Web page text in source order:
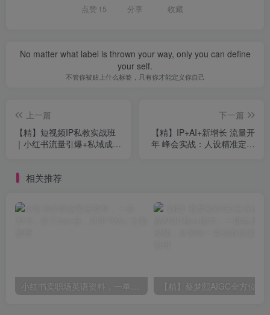
点赞 15 分享 收藏
No matter what label is thrown your way, only you can define
your self.
不管你被贴上什么标签，只有你才能定义你自己
上一篇
【精】短视频IP私教实战班
｜小红书流量引爆+私域成交
下一篇
【精】IP+AI+新增长 流量开
年 峰会实战：人设精准定位
相关推荐